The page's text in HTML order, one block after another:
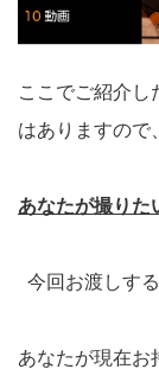
ここでご紹介し
はありますので、
あなたが撮りた
今回お渡しす
あなたが現在お